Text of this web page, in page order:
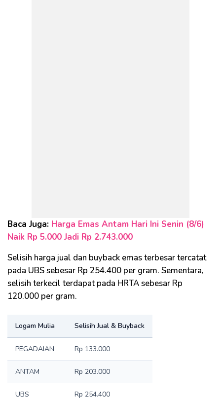
Baca Juga: Harga Emas Antam Hari Ini Senin (8/6)
Naik Rp 5.000 Jadi Rp 2.743.000
Selisih harga jual dan buyback emas terbesar tercatat
pada UBS sebesar Rp 254.400 per gram. Sementara,
selisih terkecil terdapat pada HRTA sebesar Rp
120.000 per gram.
Logam Mulia Selisih Jual & Buyback
PEGADAIAN Rp 133.000
ANTAM Rp 203.000
UBS Rp 254.400